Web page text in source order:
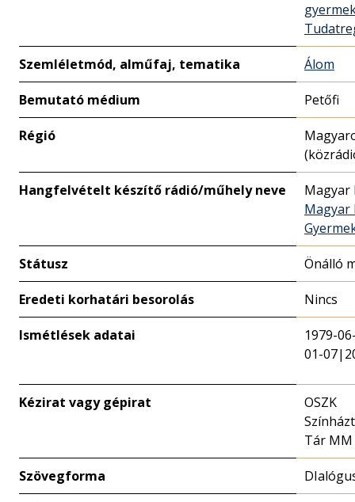
Szemléletmód, alműfaj, tematika Álom
Bemutató médium Petőfi
Régió
Hangfelvételt készítő rádió/műhely neve
Magyar
Magyar
Státusz Önálló
Eredeti korhatári besorolás Nincs
Ismétlések adatai
1979-
01-
Kézirat vagy gépirat
OSZK
Tár MM
Szövegforma